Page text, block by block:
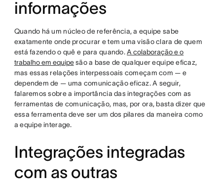
informações
Quando há um núcleo de referência, a equipe sabe
exatamente onde procurar e tem uma visão clara de quem
está fazendo o quê e para quando.A colaboração e o
trabalho em equipesão a base de qualquer equipe eficaz,
mas essas relações interpessoais começam com — e
dependem de — uma comunicação eficaz. A seguir,
falaremos sobre a importância das integrações com as
ferramentas de comunicação, mas, por ora, basta dizer que
essa ferramenta deve ser um dos pilares da maneira como
a equipe interage.
Integrações integradas
com as outras